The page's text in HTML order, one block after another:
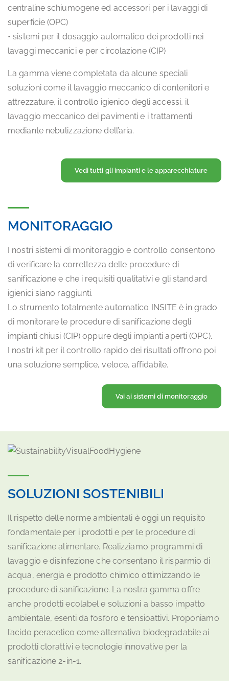
centraline schiumogene ed accessori per i lavaggi di
superficie (OPC)
• sistemi per il dosaggio automatico dei prodotti nei
lavaggi meccanici e per circolazione (CIP)
La gamma viene completata da alcune speciali
soluzioni come il lavaggio meccanico di contenitori e
attrezzature, il controllo igienico degli accessi, il
lavaggio meccanico dei pavimenti e i trattamenti
mediante nebulizzazione dell’aria.
Vedi tutti gli impianti e le apparecchiature
MONITORAGGIO
I nostri sistemi di monitoraggio e controllo consentono
di verificare la correttezza delle procedure di
sanificazione e che i requisiti qualitativi e gli standard
igienici siano raggiunti.
Lo strumento totalmente automatico INSITE è in grado
di monitorare le procedure di sanificazione degli
impianti chiusi (CIP) oppure degli impianti aperti (OPC).
I nostri kit per il controllo rapido dei risultati offrono poi
una soluzione semplice, veloce, affidabile.
Vai ai sistemi di monitoraggio
SOLUZIONI SOSTENIBILI
Il rispetto delle norme ambientali è oggi un requisito
fondamentale per i prodotti e per le procedure di
sanificazione alimentare. Realizziamo programmi di
lavaggio e disinfezione che consentano il risparmio di
acqua, energia e prodotto chimico ottimizzando le
procedure di sanificazione. La nostra gamma offre
anche prodotti ecolabel e soluzioni a basso impatto
ambientale, esenti da fosforo e tensioattivi. Proponiamo
l’acido peracetico come alternativa biodegradabile ai
prodotti clorattivi e tecnologie innovative per la
sanificazione 2-in-1.